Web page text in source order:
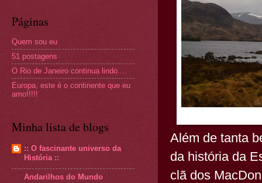
Além de tanta
da história da
clã dos
Páginas
Quem sou eu
51 postagens
O Rio de Janeiro continua lindo....
Europa, este é o continente que eu
amo!!!!!
Minha lista de blogs
:: O fascinante universo da
História ::
Andarilhos do Mundo